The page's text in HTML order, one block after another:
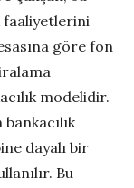
faaliyetlerini
göre fon
modelidir.
dayalı bir
Bu